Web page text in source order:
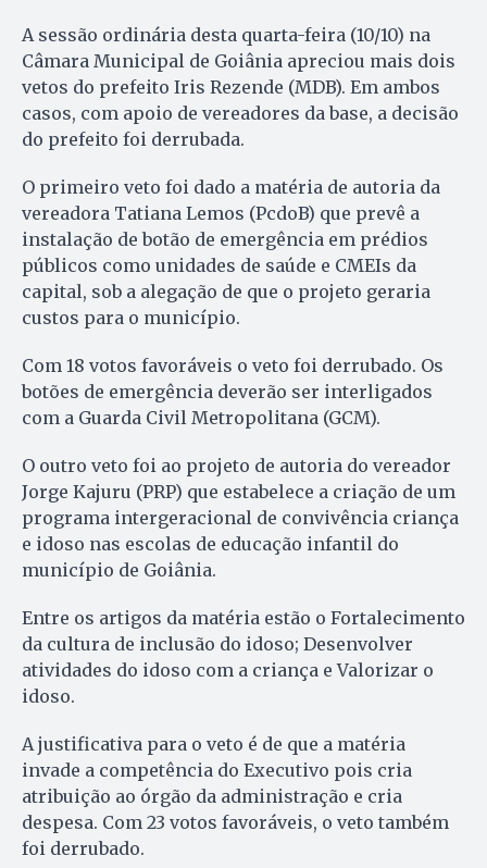
A sessão ordinária desta quarta-feira (10/10) na
Câmara Municipal de Goiânia apreciou mais dois
vetos do prefeito Iris Rezende (MDB). Em ambos
casos, com apoio de vereadores da base, a decisão
do prefeito foi derrubada.
O primeiro veto foi dado a matéria de autoria da
vereadora Tatiana Lemos (PcdoB) que prevê a
instalação de botão de emergência em prédios
públicos como unidades de saúde e CMEIs da
capital, sob a alegação de que o projeto geraria
custos para o município.
Com 18 votos favoráveis o veto foi derrubado. Os
botões de emergência deverão ser interligados
com a Guarda Civil Metropolitana (GCM).
O outro veto foi ao projeto de autoria do vereador
Jorge Kajuru (PRP) que estabelece a criação de um
programa intergeracional de convivência criança
e idoso nas escolas de educação infantil do
município de Goiânia.
Entre os artigos da matéria estão o Fortalecimento
da cultura de inclusão do idoso; Desenvolver
atividades do idoso com a criança e Valorizar o
idoso.
A justificativa para o veto é de que a matéria
invade a competência do Executivo pois cria
atribuição ao órgão da administração e cria
despesa. Com 23 votos favoráveis, o veto também
foi derrubado.